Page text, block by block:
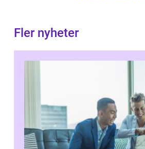
Fler nyheter